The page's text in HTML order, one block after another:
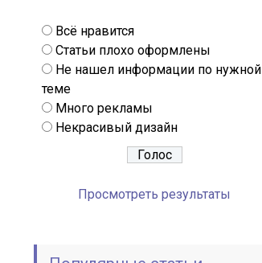
Всё нравится
Статьи плохо оформлены
Не нашел информации по нужной
теме
Много рекламы
Некрасивый дизайн
Просмотреть результаты